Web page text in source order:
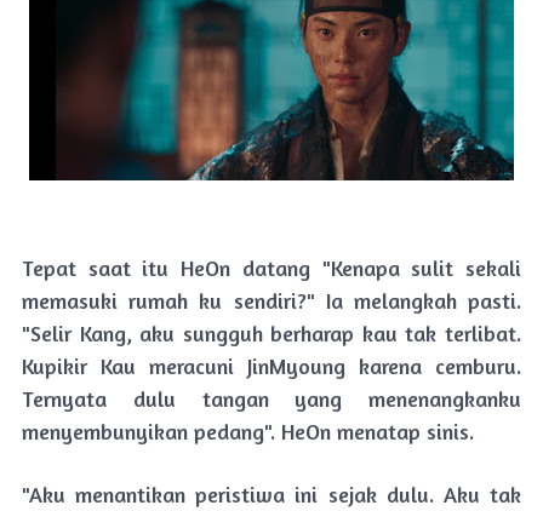
Tepat saat itu HeOn datang "Kenapa sulit sekali
memasuki rumah ku sendiri?" Ia melangkah pasti.
"Selir Kang, aku sungguh berharap kau tak terlibat.
Kupikir Kau meracuni JinMyoung karena cemburu.
Ternyata dulu tangan yang menenangkanku
menyembunyikan pedang". HeOn menatap sinis.
"Aku menantikan peristiwa ini sejak dulu. Aku tak